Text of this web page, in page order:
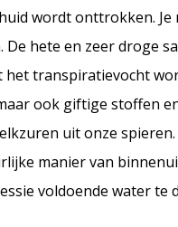
wordt onttrokken.
De hete en zeer droge
het transpiratievocht
ook giftige stoffen
uit onze
manier van
voldoende water te